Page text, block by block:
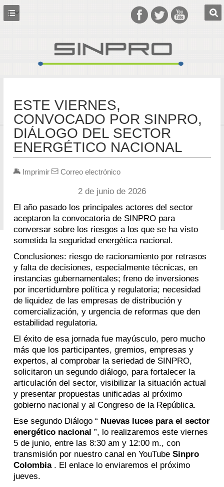
ESTE VIERNES,
CONVOCADO POR SINPRO,
DIÁLOGO DEL SECTOR
ENERGÉTICO NACIONAL
Imprimir Correo electrónico
2 de junio de 2026
El año pasado los principales actores del sector
aceptaron la convocatoria de SINPRO para
conversar sobre los riesgos a los que se ha visto
sometida la seguridad energética nacional.
Conclusiones: riesgo de racionamiento por retrasos
y falta de decisiones, especialmente técnicas, en
instancias gubernamentales; freno de inversiones
por incertidumbre política y regulatoria; necesidad
de liquidez de las empresas de distribución y
comercialización, y urgencia de reformas que den
estabilidad regulatoria.
El éxito de esa jornada fue mayúsculo, pero mucho
más que los participantes, gremios, empresas y
expertos, al comprobar la seriedad de SINPRO,
solicitaron un segundo diálogo, para fortalecer la
articulación del sector, visibilizar la situación actual
y presentar propuestas unificadas al próximo
gobierno nacional y al Congreso de la República.
Ese segundo Diálogo “ Nuevas luces para el sector
energético nacional ”, lo realizaremos este viernes
5 de junio, entre las 8:30 am y 12:00 m., con
transmisión por nuestro canal en YouTube Sinpro
Colombia. El enlace lo enviaremos el próximo
jueves.